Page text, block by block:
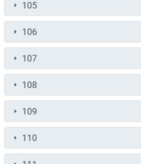
105
106
107
108
109
110